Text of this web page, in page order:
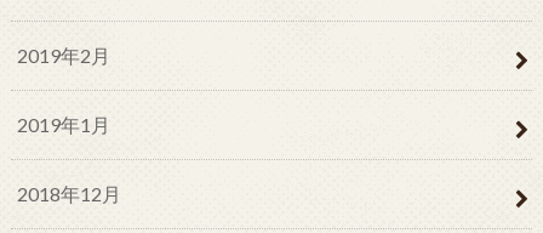
2019年2月
2019年1月
2018年12月